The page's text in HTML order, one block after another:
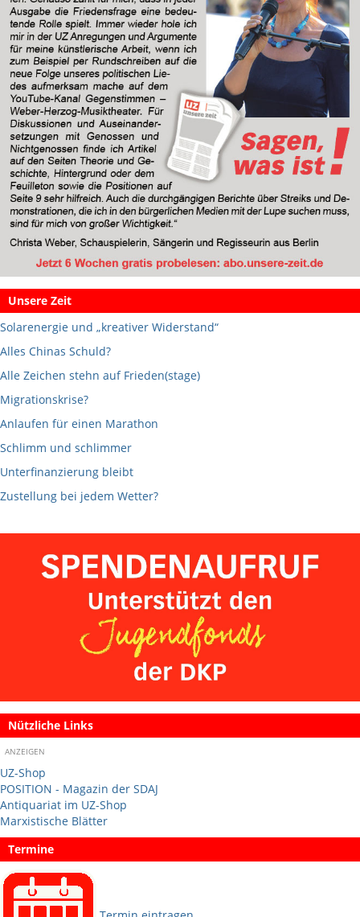
Unsere Zeit
Solarenergie und „kreativer Widerstand“
Alles Chinas Schuld?
Alle Zeichen stehn auf Frieden(stage)
Migrationskrise?
Anlaufen für einen Marathon
Schlimm und schlimmer
Unterfinanzierung bleibt
Zustellung bei jedem Wetter?
Nützliche Links
ANZEIGEN
UZ-Shop
POSITION - Magazin der SDAJ
Antiquariat im UZ-Shop
Marxistische Blätter
Termine